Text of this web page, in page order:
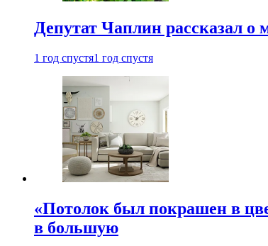
Депутат Чаплин рассказал
1 год спустя1 год спустя
«Потолок был покрашен в
в большую